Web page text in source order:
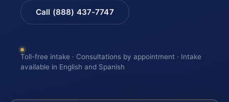
Call (888) 437-7747
Toll-free intake · Consultations by appointment · Intake
available in English and Spanish